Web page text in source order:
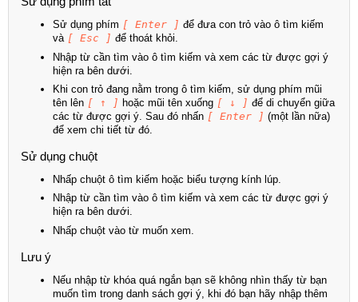
Sử dụng phím [ Enter ] để đưa con trỏ vào ô tìm kiếm
và [ Esc ] để thoát khỏi.
Nhập từ cần tìm vào ô tìm kiếm và xem các từ được gợi ý
hiện ra bên dưới.
Khi con trỏ đang nằm trong ô tìm kiếm, sử dụng phím mũi
tên lên [ ↑ ] hoặc mũi tên xuống [ ↓ ] để di chuyển giữa
các từ được gợi ý. Sau đó nhấn [ Enter ] (một lần nữa)
để xem chi tiết từ đó.
Sử dụng chuột
Nhấp chuột ô tìm kiếm hoặc biểu tượng kính lúp.
Nhập từ cần tìm vào ô tìm kiếm và xem các từ được gợi ý
hiện ra bên dưới.
Nhấp chuột vào từ muốn xem.
Lưu ý
Nếu nhập từ khóa quá ngắn bạn sẽ không nhìn thấy từ bạn
muốn tìm trong danh sách gợi ý, khi đó bạn hãy nhập thêm